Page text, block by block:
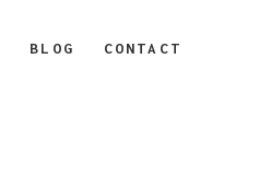
BLOG CONTACT